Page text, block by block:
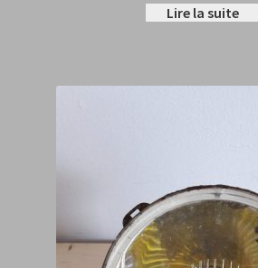
Lire la suite